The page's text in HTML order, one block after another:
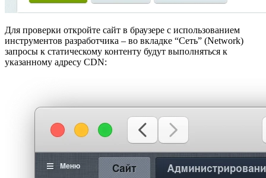
Для проверки откройте сайт в браузере с использованием
инструментов разработчика – во вкладке “Сеть” (Network)
запросы к статическому контенту будут выполняться к
указанному адресу CDN: